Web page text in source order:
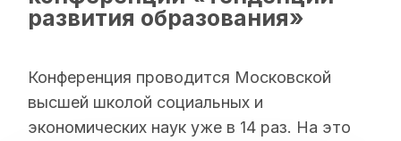
Открытая коллекция
развития образования»
Конференция проводится Московской
высшей школой социальных и
экономических наук уже в 14 раз. На это